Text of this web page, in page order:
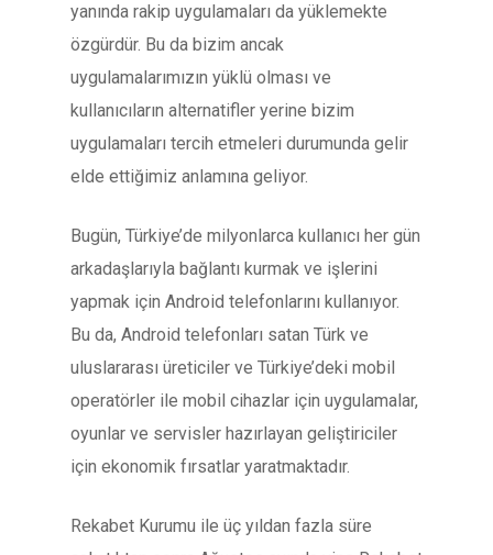
yanında rakip uygulamaları da yüklemekte
özgürdür. Bu da bizim ancak
uygulamalarımızın yüklü olması ve
kullanıcıların alternatifler yerine bizim
uygulamaları tercih etmeleri durumunda gelir
elde ettiğimiz anlamına geliyor.
Bugün, Türkiye’de milyonlarca kullanıcı her gün
arkadaşlarıyla bağlantı kurmak ve işlerini
yapmak için Android telefonlarını kullanıyor.
Bu da, Android telefonları satan Türk ve
uluslararası üreticiler ve Türkiye’deki mobil
operatörler ile mobil cihazlar için uygulamalar,
oyunlar ve servisler hazırlayan geliştiriciler
için ekonomik fırsatlar yaratmaktadır.
Rekabet Kurumu ile üç yıldan fazla süre